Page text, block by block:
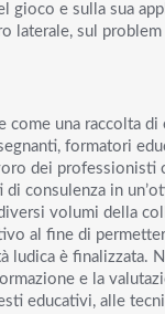
gioco e sulla sua
laterale, sul problem
come una raccolta di
formatori
dei professionisti
consulenza in
volumi della
al fine di
ludica è finalizzata.
e la
educativi, alle